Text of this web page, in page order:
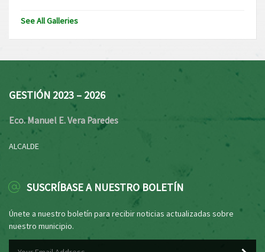
See All Galleries
GESTIÓN 2023 – 2026
Eco. Manuel E. Vera Paredes
ALCALDE
SUSCRÍBASE A NUESTRO BOLETÍN
Únete a nuestro boletín para recibir noticias actualizadas sobre
nuestro municipio.